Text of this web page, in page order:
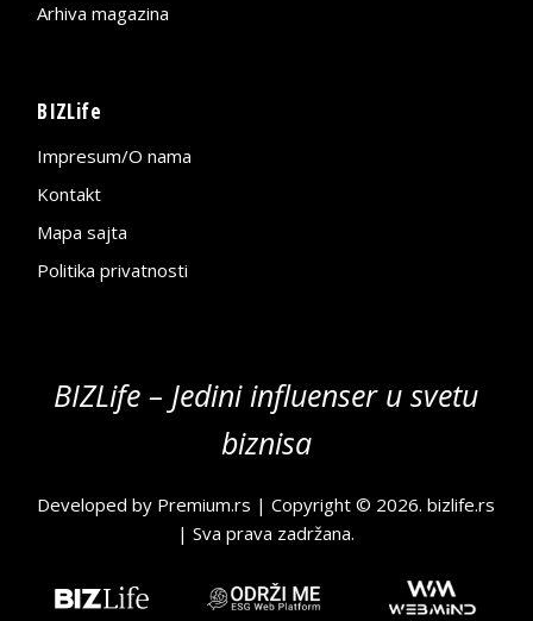
Arhiva magazina
BIZLife
Impresum/O nama
Kontakt
Mapa sajta
Politika privatnosti
BIZLife – Jedini influenser u svetu
biznisa
Developed by Premium.rs | Copyright © 2026.bizlife.rs
| Sva prava zadržana.